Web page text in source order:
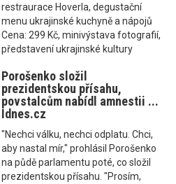
restraurace Hoverla, degustační
menu ukrajinské kuchyně a nápojů
Cena: 299 Kč, minivýstava fotografií,
představení ukrajinské kultury
Porošenko složil
prezidentskou přísahu,
povstalcům nabídl amnestii ...
Idnes.cz
"Nechci válku, nechci odplatu. Chci,
aby nastal mír," prohlásil Porošenko
na půdě parlamentu poté, co složil
prezidentskou přísahu. "Prosím,